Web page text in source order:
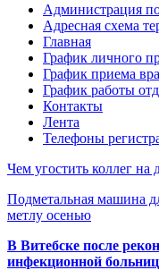
Администрация
Адресная схема
Главная
График личного
График приема
График работы
Контакты
Лента
Телефоны
Чем угостить коллег на
Подметальная машина
метлу осенью
В Витебске после
инфекционной